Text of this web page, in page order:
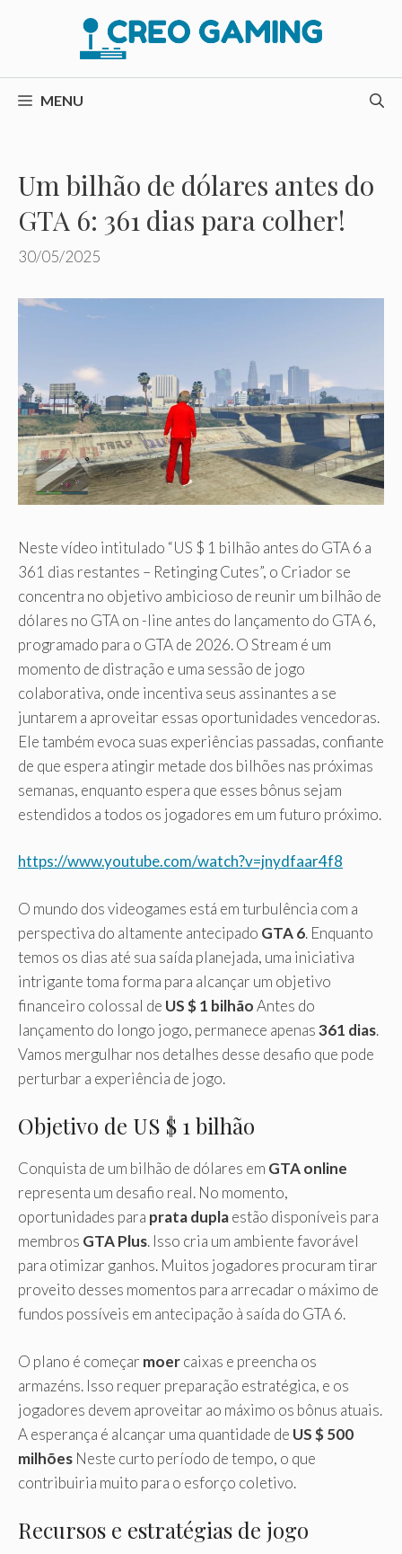
conteúdo
MENU
Um bilhão de dólares antes do
GTA 6: 361 dias para colher!
30/05/2025
Neste vídeo intitulado “US $ 1 bilhão antes do GTA 6 a
361 dias restantes – Retinging Cutes”, o Criador se
concentra no objetivo ambicioso de reunir um bilhão de
dólares no GTA on -line antes do lançamento do GTA 6,
programado para o GTA de 2026. O Stream é um
momento de distração e uma sessão de jogo
colaborativa, onde incentiva seus assinantes a se
juntarem a aproveitar essas oportunidades vencedoras.
Ele também evoca suas experiências passadas, confiante
de que espera atingir metade dos bilhões nas próximas
semanas, enquanto espera que esses bônus sejam
estendidos a todos os jogadores em um futuro próximo.
https://www.youtube.com/watch?v=jnydfaar4f8
O mundo dos videogames está em turbulência com a
perspectiva do altamente antecipado GTA 6. Enquanto
temos os dias até sua saída planejada, uma iniciativa
intrigante toma forma para alcançar um objetivo
financeiro colossal de US $ 1 bilhãoAntes do
lançamento do longo jogo, permanece apenas361 dias.
Vamos mergulhar nos detalhes desse desafio que pode
perturbar a experiência de jogo.
Objetivo de US $ 1 bilhão
Conquista de um bilhão de dólares em GTA online
representa um desafio real. No momento,
oportunidades para prata duplaestão disponíveis para
membros GTA Plus. Isso cria um ambiente favorável
para otimizar ganhos. Muitos jogadores procuram tirar
proveito desses momentos para arrecadar o máximo de
fundos possíveis em antecipação à saída do GTA 6.
O plano é começar moercaixas e preencha os
armazéns. Isso requer preparação estratégica, e os
jogadores devem aproveitar ao máximo os bônus atuais.
A esperança é alcançar uma quantidade de US $ 500
milhões Neste curto período de tempo, o que
contribuiria muito para o esforço coletivo.
Recursos e estratégias de jogo